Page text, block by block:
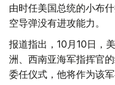
由时任美国总统的小布
空导弹没有进攻能力。
报道指出，10月10日，
洲、西南亚海军指挥官
委任仪式，他将作为该军